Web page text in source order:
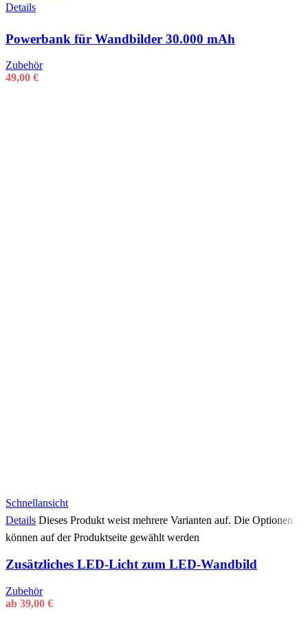
Details
Powerbank für Wandbilder 30.000 mAh
Zubehör
49,00 €
Schnellansicht
Details Dieses Produkt weist mehrere Varianten auf. Die Optionen
können auf der Produktseite gewählt werden
Zusätzliches LED-Licht zum LED-Wandbild
Zubehör
ab 39,00 €